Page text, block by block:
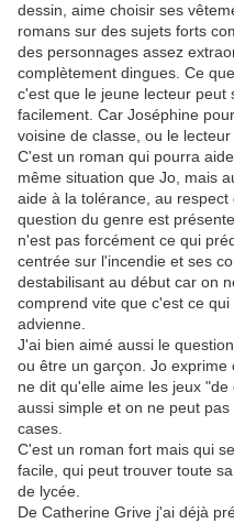
dessin, aime choisir ses
romans sur des sujets forts
des personnages assez
complètement dingues. Ce
c'est que le jeune lecteur
facilement. Car Joséphine
voisine de classe, ou le lecteur
C'est un roman qui pourra
même situation que Jo, mais
aide à la tolérance, au
question du genre est
n'est pas forcément ce qui
centrée sur l'incendie et ses
destabilisant au début car on
comprend vite que c'est ce
advienne.
J'ai bien aimé aussi le
ou être un garçon. Jo
ne dit qu'elle aime les jeux
aussi simple et on ne peut
cases.
C'est un roman fort mais qui
facile, qui peut trouver toute
de lycée.
De Catherine Grive j'ai déjà